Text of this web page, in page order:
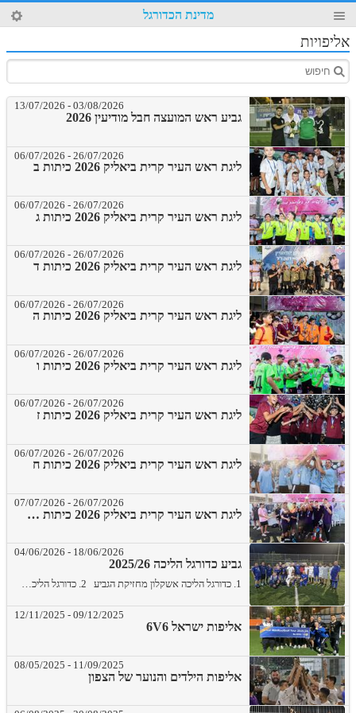
63 מדינת הכדורגל
אליפויות
גביע ראש המועצה חבל מודיעין 2026
03/08/2026
-
13/07/2026
ליגת ראש העיר קרית ביאליק 2026 כיתות ב
26/07/2026
-
06/07/2026
ליגת ראש העיר קרית ביאליק 2026 כיתות ג
26/07/2026
-
06/07/2026
ליגת ראש העיר קרית ביאליק 2026 כיתות ד
26/07/2026
-
06/07/2026
ליגת ראש העיר קרית ביאליק 2026 כיתות ה
26/07/2026
-
06/07/2026
ליגת ראש העיר קרית ביאליק 2026 כיתות ו
26/07/2026
-
06/07/2026
ליגת ראש העיר קרית ביאליק 2026 כיתות ז
26/07/2026
-
06/07/2026
ליגת ראש העיר קרית ביאליק 2026 כיתות ח
26/07/2026
-
06/07/2026
ליגת ראש העיר קרית ביאליק 2026 כיתות ט - י
26/07/2026
-
07/07/2026
גביע כדורגל הליכה 2025/26
18/06/2026
-
04/06/2026
אליפות ישראל 6V6
09/12/2025
-
12/11/2025
אליפות הילדים והנוער של הצפון
11/09/2025
-
08/05/2025
4